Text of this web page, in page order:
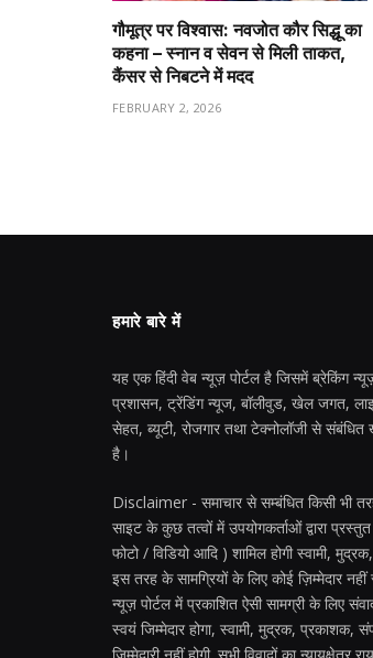
गौमूत्र पर विश्वास: नवजोत कौर सिद्धू का
कहना – स्नान व सेवन से मिली ताकत,
कैंसर से निबटने में मदद
FEBRUARY 2, 2026
हमारे बारे में
यह एक हिंदी वेब न्यूज़ पोर्टल है जिसमें ब्रेकिंग
प्रशासन, ट्रेंडिंग न्यूज, बॉलीवुड, खेल जगत,
सेहत, ब्यूटी, रोजगार तथा टेक्नोलॉजी से संबंधित
है।
Disclaimer - समाचार से सम्बंधित किसी भी
साइट के कुछ तत्वों में उपयोगकर्ताओं द्वारा
फोटो / विडियो आदि ) शामिल होगी स्वामी,
इस तरह के सामग्रियों के लिए कोई ज़िम्मेदार नहीं
न्यूज़ पोर्टल में प्रकाशित ऐसी सामग्री के लिए
स्वयं जिम्मेदार होगा, स्वामी, मुद्रक, प्रकाशक,